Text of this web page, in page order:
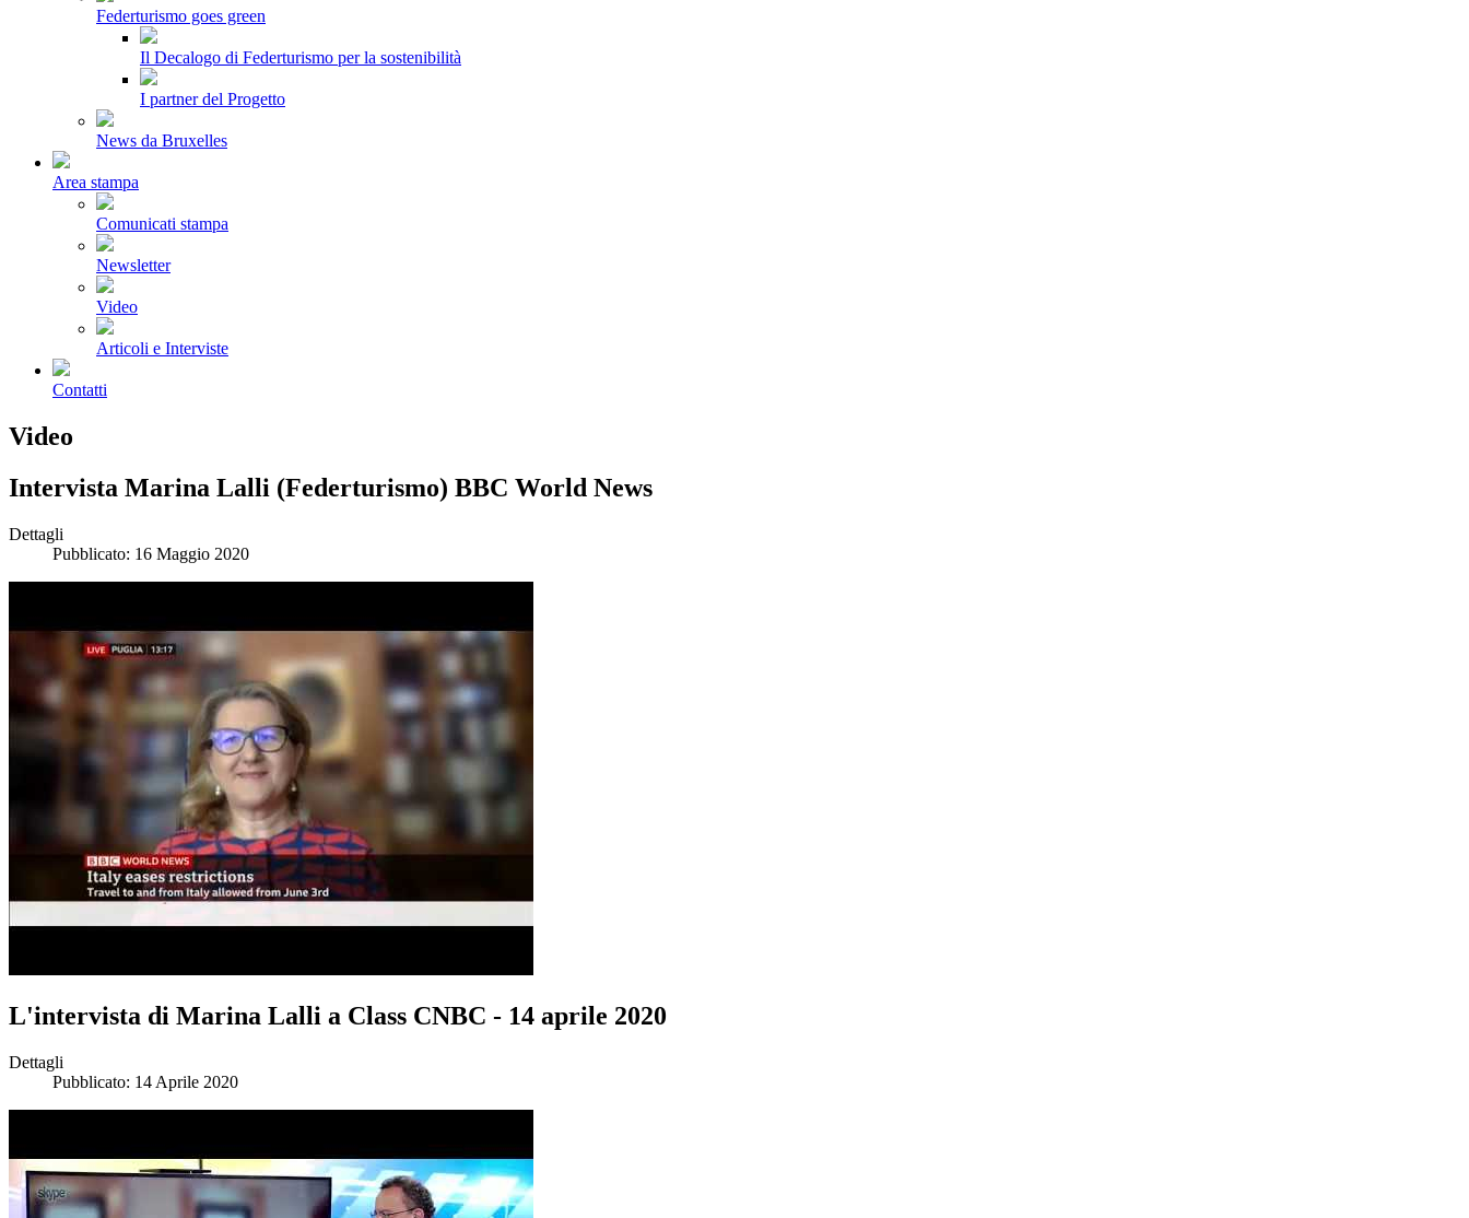
Federturismo goes green
Il Decalogo di Federturismo per la sostenibilità
I partner del Progetto
News da Bruxelles
Area stampa
Comunicati stampa
Newsletter
Video
Articoli e Interviste
Contatti
Video
Intervista Marina Lalli (Federturismo) BBC World News
Dettagli
Pubblicato: 16 Maggio 2020
L'intervista di Marina Lalli a Class CNBC - 14 aprile 2020
Dettagli
Pubblicato: 14 Aprile 2020